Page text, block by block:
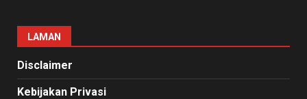
LAMAN
Disclaimer
Kebijakan Privasi